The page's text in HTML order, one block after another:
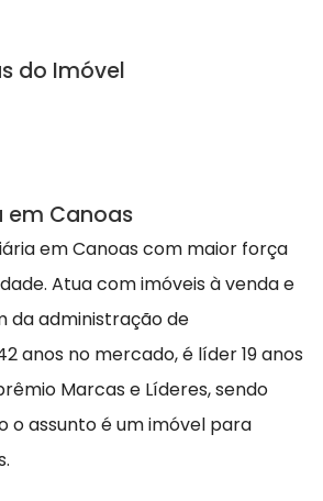
do Imóvel
em Canoas
em Canoas com maior força
Atua com imóveis à venda e
da administração de
anos no mercado, é líder 19 anos
Marcas e Líderes, sendo
o assunto é um imóvel para